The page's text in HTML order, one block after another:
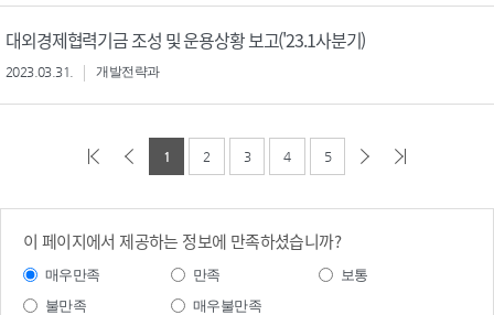
대외경제협력기금 조성 및 운용상황 보고('23.1사분기)
2023.03.31. 개발전략과
1 2 3 4 5
이 페이지에서 제공하는 정보에 만족하셨습니까?
매우만족 만족
보통
불만족
매우불만족